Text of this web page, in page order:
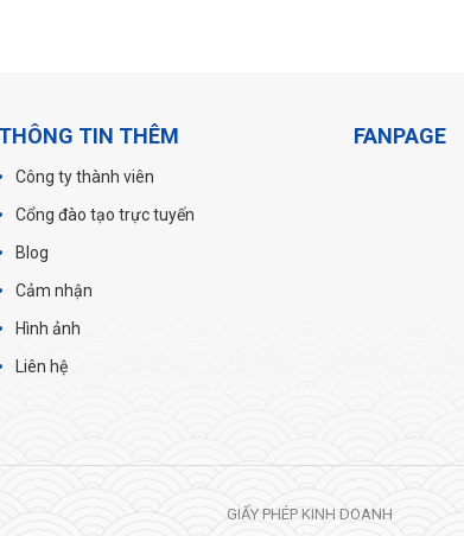
THÔNG TIN THÊM
Công ty thành viên
Cổng đào tạo trực tuyến
Blog
Cảm nhận
Hình ảnh
Liên hệ
FANPAGE
GIẤY PHÉP KINH DOANH